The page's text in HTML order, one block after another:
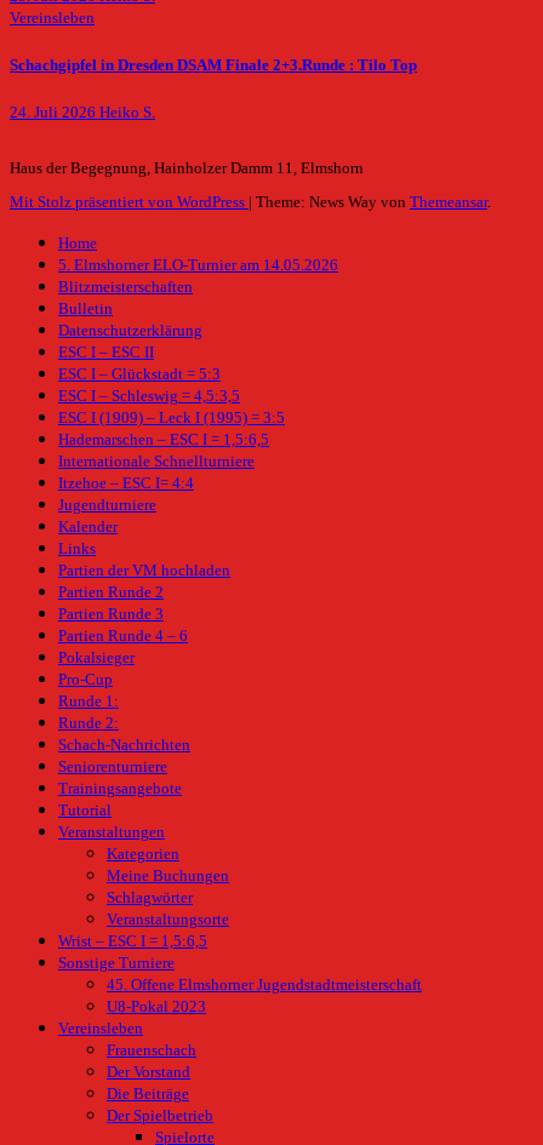
Vereinsleben
Schachgipfel in Dresden DSAM Finale 2+3.Runde : Tilo Top
24. Juli 2026 Heiko S.
Haus der Begegnung, Hainholzer Damm 11, Elmshorn
Mit Stolz präsentiert von WordPress
Theme: News Way von Themeansar.
Home
5. Elmshorner ELO-Turnier am 14.05.2026
Blitzmeisterschaften
Bulletin
Datenschutzerklärung
ESC I – ESC II
ESC I – Glückstadt = 5:3
ESC I – Schleswig = 4,5:3,5
ESC I (1909) – Leck I (1995) = 3:5
Hademarschen – ESC I = 1,5:6,5
Internationale Schnellturniere
Itzehoe – ESC I= 4:4
Jugendturniere
Kalender
Links
Partien der VM hochladen
Partien Runde 2
Partien Runde 3
Partien Runde 4 – 6
Pokalsieger
Pro-Cup
Runde 1:
Runde 2:
Schach-Nachrichten
Seniorenturniere
Trainingsangebote
Tutorial
Veranstaltungen
Kategorien
Meine Buchungen
Schlagwörter
Veranstaltungsorte
Wrist – ESC I = 1,5:6,5
Sonstige Turniere
45. Offene Elmshorner Jugendstadtmeisterschaft
U8-Pokal 2023
Vereinsleben
Frauenschach
Der Vorstand
Die Beiträge
Der Spielbetrieb
Spielorte